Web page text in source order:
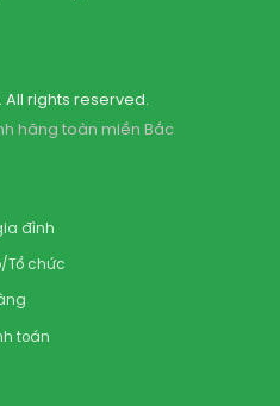
All rights reserved.
hãng toàn miền Bắc
đình
Tổ chức
toán